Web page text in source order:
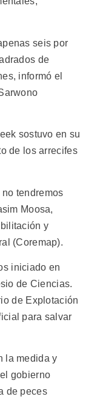
seis por
de
informó el
sostuvo en su
de los arrecifes
tendremos
Moosa,
y
(Coremap).
iniciado en
de Ciencias.
de Explotación
para salvar
la medida y
gobierno
de peces